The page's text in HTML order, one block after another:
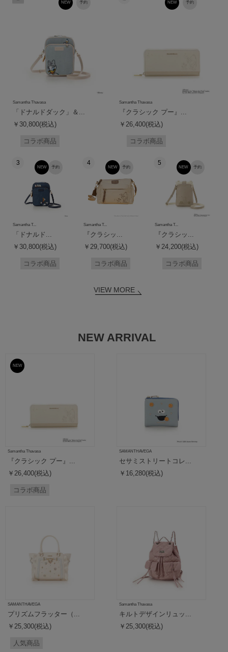
予約
NEW
Samantha Thavasa
「ドナルドダック」＆...
￥30,800(税込)
コラボ商品
予約
NEW
Samantha Thavasa
『クラシック プー』...
￥26,400(税込)
コラボ商品
3
予約
NEW
Samantha T...
「ドナルド...
￥30,800(税込)
コラボ商品
4
予約
NEW
Samantha T...
『クラシッ...
￥29,700(税込)
コラボ商品
5
予約
NEW
Samantha T...
『クラシッ...
￥24,200(税込)
コラボ商品
VIEW MORE
NEW ARRIVAL
予約
NEW
Samantha Thavasa
『クラシック プー』...
￥26,400(税込)
コラボ商品
SAMANTHAVEGA
セサミストリートコレ...
￥16,280(税込)
SAMANTHAVEGA
プリズムフラッター（...
￥25,300(税込)
人気商品
Samantha Thavasa
キルトデザインリュッ...
￥25,300(税込)